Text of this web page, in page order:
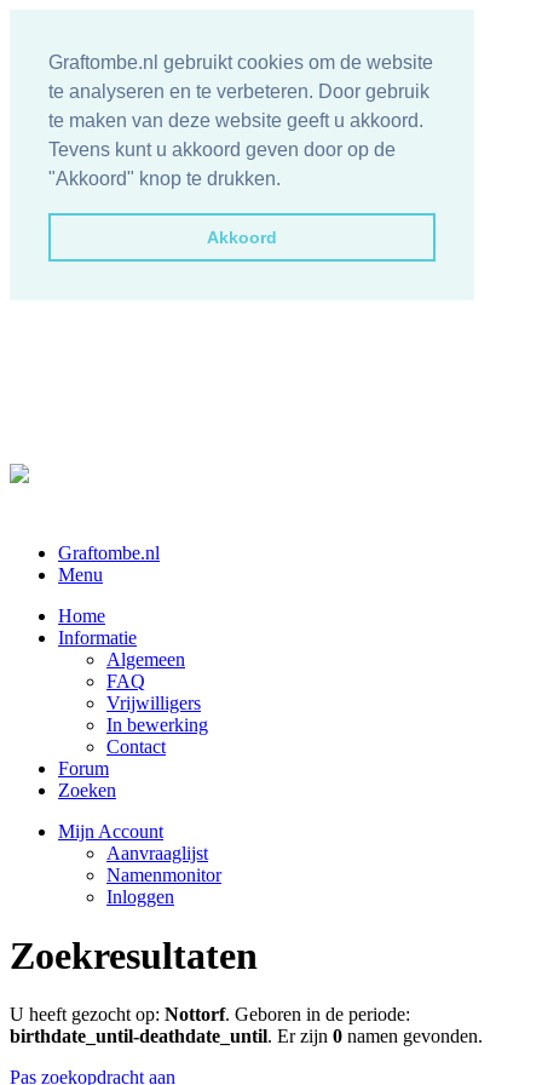
Graftombe.nl gebruikt cookies om de website
te analyseren en te verbeteren. Door gebruik
te maken van deze website geeft u akkoord.
Tevens kunt u akkoord geven door op de
"Akkoord" knop te drukken.
Akkoord
Graftombe.nl
Menu
Home
Informatie
Algemeen
FAQ
Vrijwilligers
In bewerking
Contact
Forum
Zoeken
Mijn Account
Aanvraaglijst
Namenmonitor
Inloggen
Zoekresultaten
U heeft gezocht op: Nottorf. Geboren in de periode:
birthdate_until-deathdate_until. Er zijn 0 namen gevonden.
Pas zoekopdracht aan